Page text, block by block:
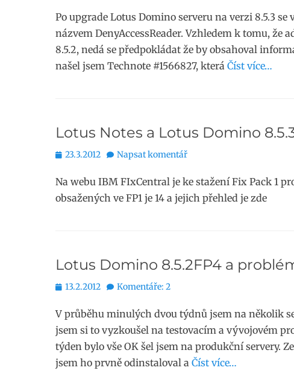
Po upgrade Lotus Domino serveru na verzi 8.5.3
názvem DenyAccessReader. Vzhledem k tomu, že
8.5.2, nedá se předpokládat že by obsahoval
našel jsem Technote #1566827, která Číst více…
Lotus Notes a Lotus Domino
Publikováno
23.3.2012 Napsat komentář
Na webu IBM FIxCentral je ke stažení Fix Pack 1
obsažených ve FP1 je 14 a jejich přehled je zde
Lotus Domino 8.5.2FP4 a
Publikováno
13.2.2012 Komentáře: 2
V průběhu minulých dvou týdnů jsem na několik
jsem si to vyzkoušel na testovacím a vývojovém
týden bylo vše OK šel jsem na produkční servery.
jsem ho prvně odinstaloval a Číst více…